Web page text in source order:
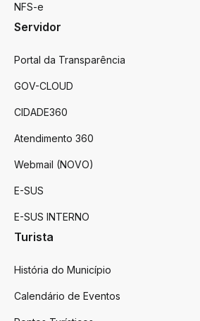
NFS-e
Servidor
Portal da Transparência
GOV-CLOUD
CIDADE360
Atendimento 360
Webmail (NOVO)
E-SUS
E-SUS INTERNO
Turista
História do Município
Calendário de Eventos